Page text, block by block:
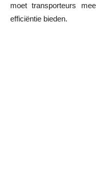
moet transporteurs
efficiëntie bieden.